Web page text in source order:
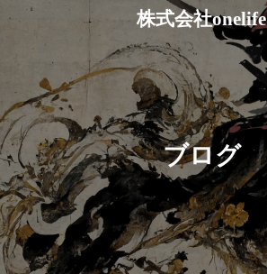
ス
キ
ッ
プ
ン
に
移
動
株式会社onelife
ブログ